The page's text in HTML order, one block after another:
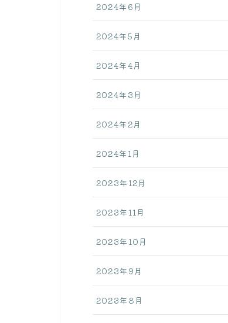
2024年6月
2024年5月
2024年4月
2024年3月
2024年2月
2024年1月
2023年12月
2023年11月
2023年10月
2023年9月
2023年8月